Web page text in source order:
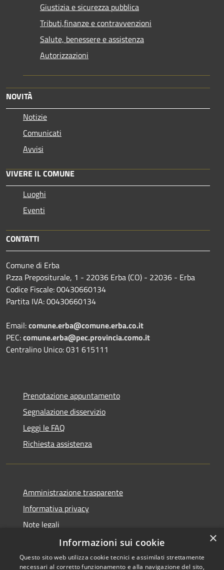
Giustizia e sicurezza pubblica
Tributi,finanze e contravvenzioni
Salute, benessere e assistenza
Autorizzazioni
NOVITÀ
Notizie
Comunicati
Avvisi
VIVERE IL COMUNE
Luoghi
Eventi
CONTATTI
Comune di Erba
P.zza Prepositurale, 1 - 22036 Erba (CO) - 22036 - Erba
Codice Fiscale: 00430660134
Partita IVA: 00430660134
Email:comune.erba@comune.erba.co.it
PEC:comune.erba@pec.provincia.como.it
Centralino Unico: 031 615111
Prenotazione appuntamento
Segnalazione disservizio
Leggi le FAQ
Richiesta assistenza
Amministrazione trasparente
Informativa privacy
Note legali
Dichiarazione di accessibilità
×
Informazioni sui cookie
Questo sito web utilizza cookie tecnici e assimilati strettamente
necessari al corretto funzionamento e alla navigazione del sito,